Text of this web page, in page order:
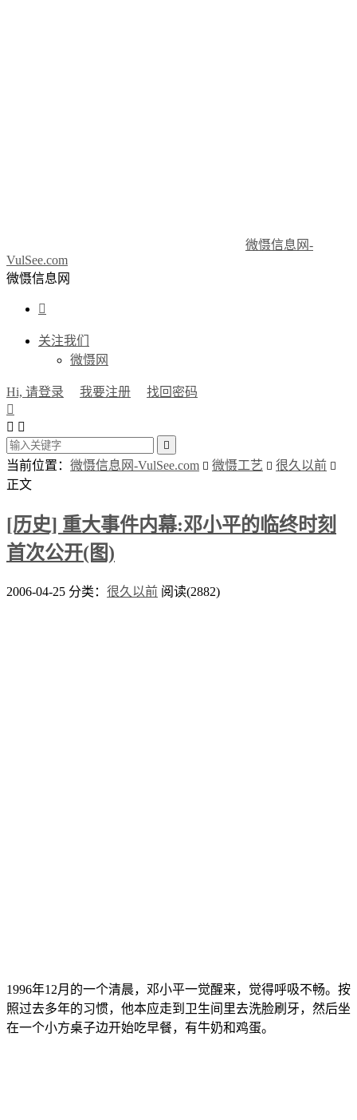
微慑信息网-
VulSee.com
微慑信息网

关注我们
微慑网
Hi, 请登录 我要注册
找回密码

 

当前位置： 微慑信息网-VulSee.com  微慑工艺  很久以前 
正文
[历史] 重大事件内幕:邓小平的临终时刻
首次公开(图)
2006-04-25 分类： 很久以前 阅读(2882)
1996年12月的一个清晨，邓小平一觉醒来，觉得呼吸不畅。按
照过去多年的习惯，他本应走到卫生间里去洗脸刷牙，然后坐
在一个小方桌子边开始吃早餐，有牛奶和鸡蛋。